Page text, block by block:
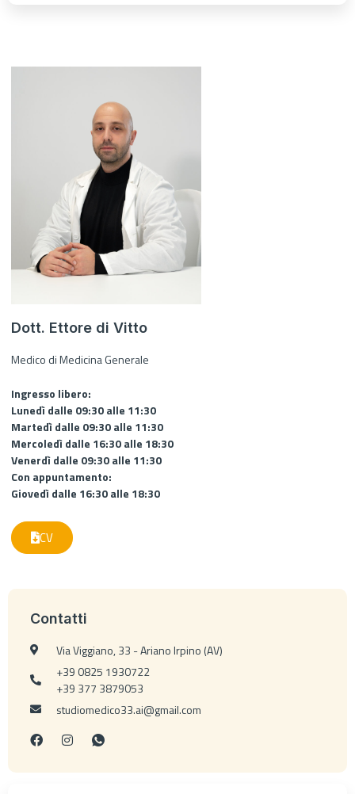
Dott. Ettore di Vitto
Medico di Medicina Generale
Ingresso libero:
Lunedì dalle 09:30 alle 11:30
Martedì dalle 09:30 alle 11:30
Mercoledì dalle 16:30 alle 18:30
Venerdì dalle 09:30 alle 11:30
Con appuntamento:
Giovedì dalle 16:30 alle 18:30
CV
Contatti
Via Viggiano, 33 - Ariano Irpino (AV)
+39 0825 1930722
+39 377 3879053
studiomedico33.ai@gmail.com